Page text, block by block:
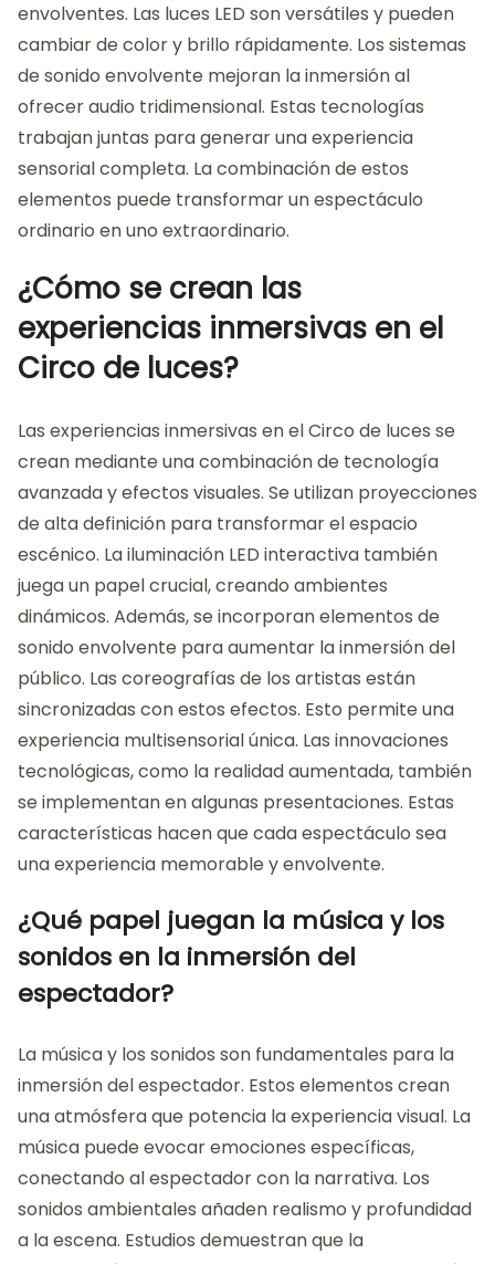
envolventes. Las luces LED son versátiles y pueden
cambiar de color y brillo rápidamente. Los sistemas
de sonido envolvente mejoran la inmersión al
ofrecer audio tridimensional. Estas tecnologías
trabajan juntas para generar una experiencia
sensorial completa. La combinación de estos
elementos puede transformar un espectáculo
ordinario en uno extraordinario.
¿Cómo se crean las
experiencias inmersivas en el
Circo de luces?
Las experiencias inmersivas en el Circo de luces se
crean mediante una combinación de tecnología
avanzada y efectos visuales. Se utilizan proyecciones
de alta definición para transformar el espacio
escénico. La iluminación LED interactiva también
juega un papel crucial, creando ambientes
dinámicos. Además, se incorporan elementos de
sonido envolvente para aumentar la inmersión del
público. Las coreografías de los artistas están
sincronizadas con estos efectos. Esto permite una
experiencia multisensorial única. Las innovaciones
tecnológicas, como la realidad aumentada, también
se implementan en algunas presentaciones. Estas
características hacen que cada espectáculo sea
una experiencia memorable y envolvente.
¿Qué papel juegan la música y los
sonidos en la inmersión del
espectador?
La música y los sonidos son fundamentales para la
inmersión del espectador. Estos elementos crean
una atmósfera que potencia la experiencia visual. La
música puede evocar emociones específicas,
conectando al espectador con la narrativa. Los
sonidos ambientales añaden realismo y profundidad
a la escena. Estudios demuestran que la